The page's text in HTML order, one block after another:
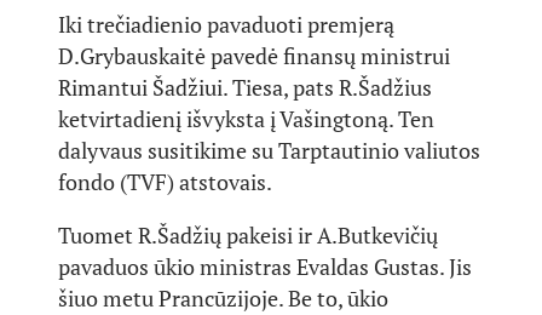
Iki trečiadienio pavaduoti premjerą
D.Grybauskaitė pavedė finansų ministrui
Rimantui Šadžiui. Tiesa, pats R.Šadžius
ketvirtadienį išvyksta į Vašingtoną. Ten
dalyvaus susitikime su Tarptautinio valiutos
fondo (TVF) atstovais.
Tuomet R.Šadžių pakeisi ir A.Butkevičių
pavaduos ūkio ministras Evaldas Gustas. Jis
šiuo metu Prancūzijoje. Be to, ūkio